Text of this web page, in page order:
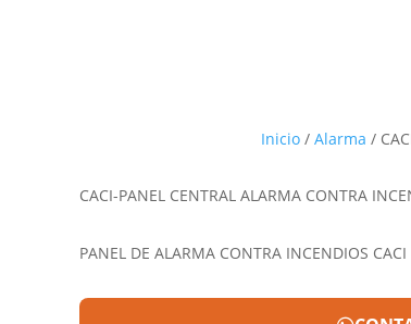
Inicio/ Alarma /
CACI-PANEL CENTRAL ALARMA CONTRA
PANEL DE ALARMA CONTRA INCENDIOS CACI